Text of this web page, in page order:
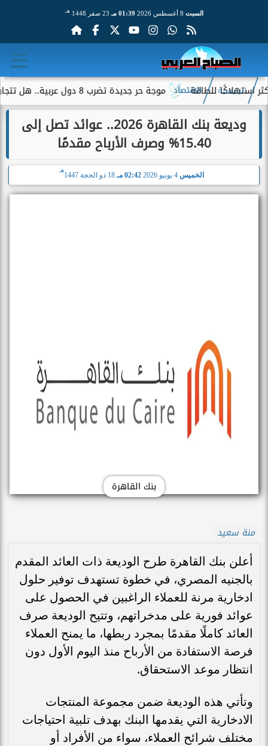
السبت 01:39 مـ 23 صفر 1448 هـ
موجة حر جديدة تضرب 8 دول عربية.. هل تتجاوز الحرارة 50 درجة؟ للطاقة
الرئيسية الاقتصاد
وديعة بنك القاهرة 2026.. عوائد تصل إلى
15.40% وصرف الأرباح مقدمًا
الخميس 02:42 مـ 18 ذو الحجة 1447
هـ
بنك القاهرة
منة سعيد
أعلن بنك القاهرة طرح الوديعة ذات العائد المقدم
بالجنيه المصري، في خطوة تستهدف توفير حلول
ادخارية مرنة للعملاء الراغبين في الحصول على
عوائد فورية على مدخراتهم، وتتيح الوديعة صرف
العائد كاملًا مقدمًا بمجرد ربطها، ما يمنح العملاء
فرصة الاستفادة من الأرباح منذ اليوم الأول دون
انتظار موعد الاستحقاق.
وتأتي هذه الوديعة ضمن مجموعة المنتجات
الادخارية التي يقدمها البنك بهدف تلبية احتياجات
مختلف شرائح العملاء، سواء من الأفراد أو